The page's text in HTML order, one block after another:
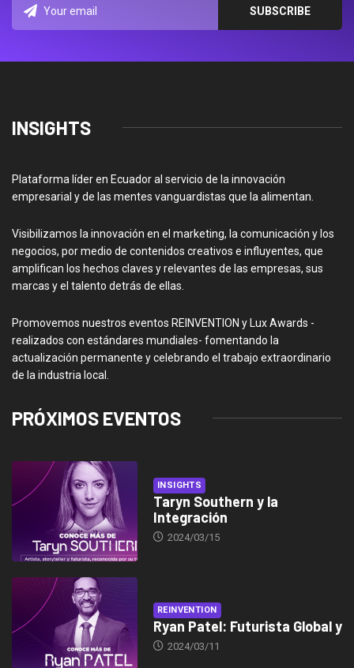
INSIGHTS
Plataforma líder en Ecuador al servicio de la innovación
empresarial y de las mentes vanguardistas que la alimentan.
Visibilizamos la innovación en el marketing, la comunicación y los
negocios, por medio de contenidos creativos e influyentes, que
amplifican los hechos claves y relevantes de las empresas, sus
marcas y el talento detrás de ellas.
Promovemos nuestros eventos REINVENTION y Lux Awards -
realizados con estándares mundiales- fomentando la
actualización permanente y celebrando el trabajo extraordinario
de la industria local.
PRÓXIMOS EVENTOS
INSIGHTS
Taryn Southern y la
Integración
2024/03/15
REINVENTION
Ryan Patel: Futurista Global y
2024/03/11